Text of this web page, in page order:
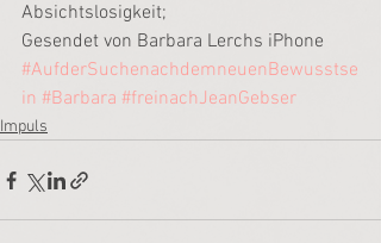
Absichtslosigkeit;
Gesendet von Barbara Lerchs iPhone
#AufderSuchenachdemneuenBewusstse
in #Barbara #freinachJeanGebser
Impuls